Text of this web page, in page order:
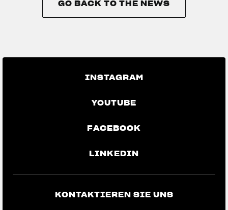
GO BACK TO THE NEWS
INSTAGRAM
YOUTUBE
FACEBOOK
LINKEDIN
KONTAKTIEREN SIE UNS